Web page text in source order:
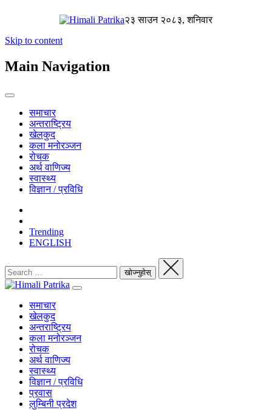
२३ साउन २०८३, शनिवार
Skip to content
Main Navigation
समाचार
अन्तराष्ट्रिय
खेलकुद
कला मनोरञ्जन
रोचक
अर्थ वाणिज्य
स्वास्थ्य
विज्ञान / प्रविधि
Trending
ENGLISH
समाचार
खेलकुद
अन्तराष्ट्रिय
कला मनोरञ्जन
रोचक
अर्थ वाणिज्य
स्वास्थ्य
विज्ञान / प्रविधि
प्रवास
लुम्बिनी प्रदेश